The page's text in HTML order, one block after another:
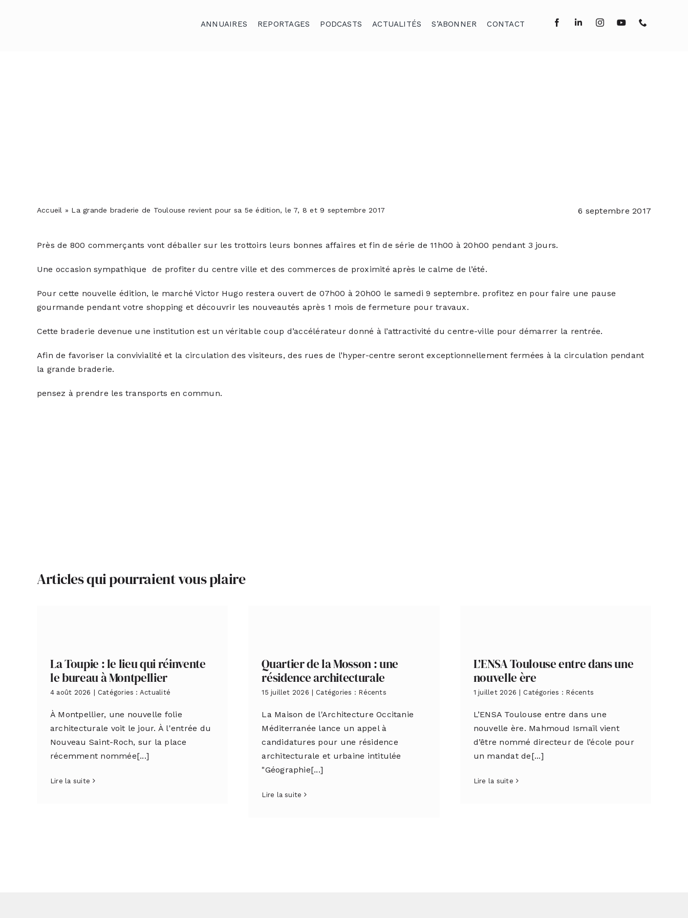
ANNUAIRES REPORTAGES PODCASTS ACTUALITÉS S’ABONNER CONTACT
Accueil » La grande braderie de Toulouse revient pour sa 5e édition, le 7, 8 et 9 septembre 2017 6 septembre 2017
Près de 800 commerçants vont déballer sur les trottoirs leurs bonnes affaires et fin de série de 11h00 à 20h00 pendant 3 jours.
Une occasion sympathique de profiter du centre ville et des commerces de proximité après le calme de l’été.
Pour cette nouvelle édition, le marché Victor Hugo restera ouvert de 07h00 à 20h00 le samedi 9 septembre. profitez en pour faire une pause
gourmande pendant votre shopping et découvrir les nouveautés après 1 mois de fermeture pour travaux.
Cette braderie devenue une institution est un véritable coup d’accélérateur donné à l’attractivité du centre-ville pour démarrer la rentrée.
Afin de favoriser la convivialité et la circulation des visiteurs, des rues de l’hyper-centre seront exceptionnellement fermées à la circulation pendant
la grande braderie.
pensez à prendre les transports en commun.
Articles qui pourraient vous plaire
La Toupie : le lieu qui réinvente
le bureau à Montpellier
4 août 2026 Catégories : Actualité
À Montpellier, une nouvelle folie
architecturale voit le jour. À l'entrée du
Nouveau Saint-Roch, sur la place
récemment nommée[...]
Lire la suite
Quartier de la Mosson : une
résidence architecturale
15 juillet 2026 Catégories : Récents
La Maison de l'Architecture Occitanie
Méditerranée lance un appel à
candidatures pour une résidence
architecturale et urbaine intitulée
"Géographie[...]
Lire la suite
L’ENSA Toulouse entre dans une
nouvelle ère
1 juillet 2026 Catégories : Récents
L’ENSA Toulouse entre dans une
nouvelle ère. Mahmoud Ismaïl vient
d’être nommé directeur de l’école pour
un mandat de[...]
Lire la suite